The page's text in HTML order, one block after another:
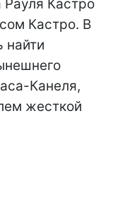
Рауля Кастро
Кастро. В
найти
Канеля,
жесткой